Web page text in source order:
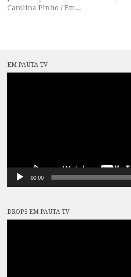
Carolina Pinho / Em...
EM PAUTA TV
00:00
DROPS EM PAUTA TV